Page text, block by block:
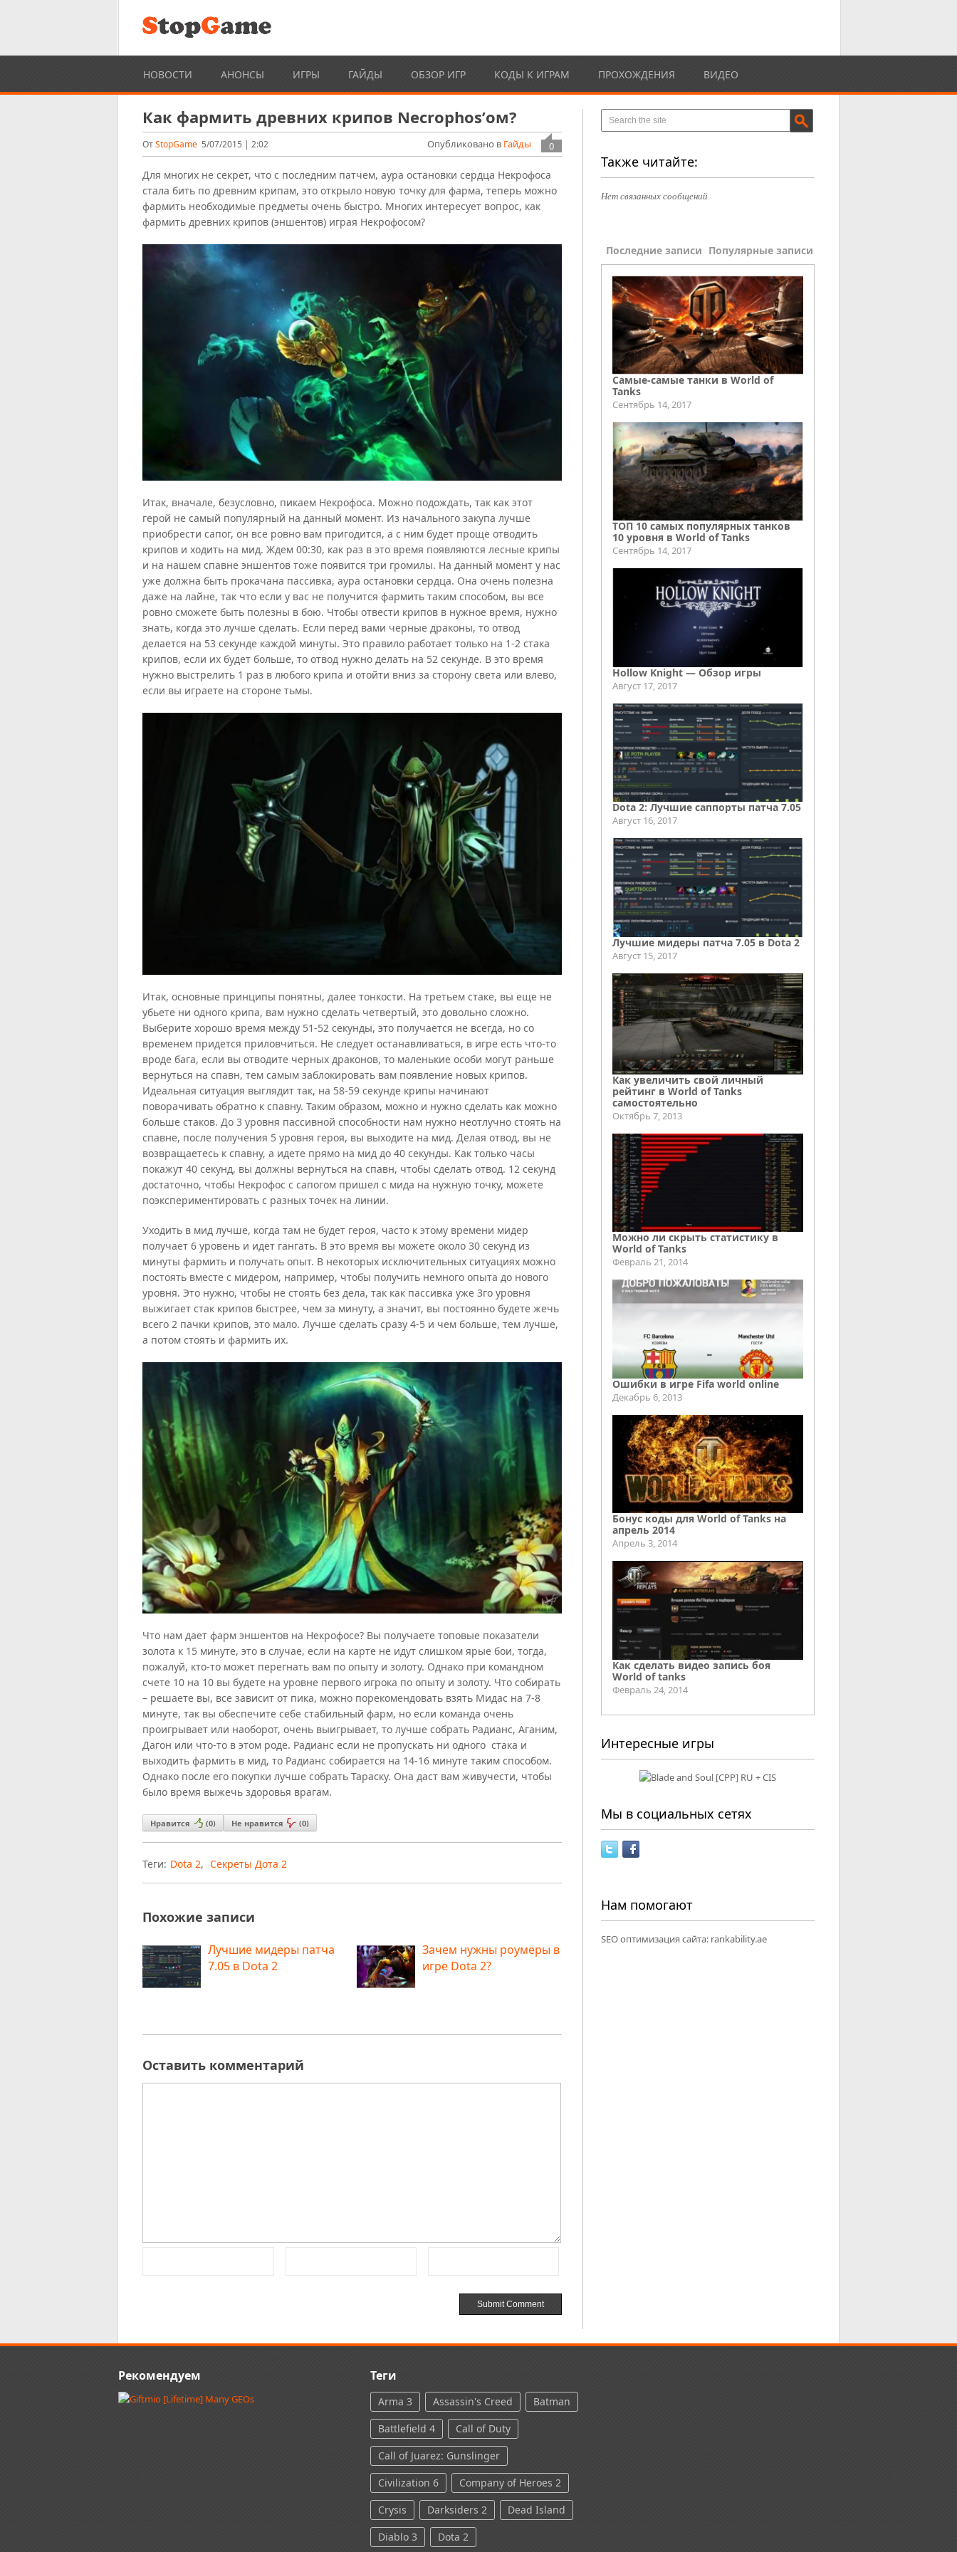
НОВОСТИ АНОНСЫ ИГРЫ ГАЙДЫ ОБЗОР ИГР КОДЫ К ИГРАМ ПРОХОЖДЕНИЯ ВИДЕО
Как фармить древних крипов Necrophos’ом?
ОтStopGame 5/07/2015 | 2:02 0
Опубликовано в Гайды
Для многих не секрет, что с последним патчем, аура остановки сердца Некрофоса
стала бить по древним крипам, это открыло новую точку для фарма, теперь можно
фармить необходимые предметы очень быстро. Многих интересует вопрос, как
фармить древних крипов (эншентов) играя Некрофосом?
Итак, вначале, безусловно, пикаем Некрофоса. Можно подождать, так как этот
герой не самый популярный на данный момент. Из начального закупа лучше
приобрести сапог, он все ровно вам пригодится, а с ним будет проще отводить
крипов и ходить на мид. Ждем 00:30, как раз в это время появляются лесные крипы
и на нашем спавне эншентов тоже появится три громилы. На данный момент у нас
уже должна быть прокачана пассивка, аура остановки сердца. Она очень полезна
даже на лайне, так что если у вас не получится фармить таким способом, вы все
ровно сможете быть полезны в бою. Чтобы отвести крипов в нужное время, нужно
знать, когда это лучше сделать. Если перед вами черные драконы, то отвод
делается на 53 секунде каждой минуты. Это правило работает только на 1-2 стака
крипов, если их будет больше, то отвод нужно делать на 52 секунде. В это время
нужно выстрелить 1 раз в любого крипа и отойти вниз за сторону света или влево,
если вы играете на стороне тьмы.
Итак, основные принципы понятны, далее тонкости. На третьем стаке, вы еще не
убьете ни одного крипа, вам нужно сделать четвертый, это довольно сложно.
Выберите хорошо время между 51-52 секунды, это получается не всегда, но со
временем придется приловчиться. Не следует останавливаться, в игре есть что-то
вроде бага, если вы отводите черных драконов, то маленькие особи могут раньше
вернуться на спавн, тем самым заблокировать вам появление новых крипов.
Идеальная ситуация выглядит так, на 58-59 секунде крипы начинают
поворачивать обратно к спавну. Таким образом, можно и нужно сделать как можно
больше стаков. До 3 уровня пассивной способности нам нужно неотлучно стоять на
спавне, после получения 5 уровня героя, вы выходите на мид. Делая отвод, вы не
возвращаетесь к спавну, а идете прямо на мид до 40 секунды. Как только часы
покажут 40 секунд, вы должны вернуться на спавн, чтобы сделать отвод. 12 секунд
достаточно, чтобы Некрофос с сапогом пришел с мида на нужную точку, можете
поэкспериментировать с разных точек на линии.
Уходить в мид лучше, когда там не будет героя, часто к этому времени мидер
получает 6 уровень и идет гангать. В это время вы можете около 30 секунд из
минуты фармить и получать опыт. В некоторых исключительных ситуациях можно
постоять вместе с мидером, например, чтобы получить немного опыта до нового
уровня. Это нужно, чтобы не стоять без дела, так как пассивка уже 3го уровня
выжигает стак крипов быстрее, чем за минуту, а значит, вы постоянно будете жечь
всего 2 пачки крипов, это мало. Лучше сделать сразу 4-5 и чем больше, тем лучше,
а потом стоять и фармить их.
Что нам дает фарм эншентов на Некрофосе? Вы получаете топовые показатели
золота к 15 минуте, это в случае, если на карте не идут слишком ярые бои, тогда,
пожалуй, кто-то может перегнать вам по опыту и золоту. Однако при командном
счете 10 на 10 вы будете на уровне первого игрока по опыту и золоту. Что собирать
– решаете вы, все зависит от пика, можно порекомендовать взять Мидас на 7-8
минуте, так вы обеспечите себе стабильный фарм, но если команда очень
проигрывает или наоборот, очень выигрывает, то лучше собрать Радианс, Аганим,
Дагон или что-то в этом роде. Радианс если не пропускать ни одного стака и
выходить фармить в мид, то Радианс собирается на 14-16 минуте таким способом.
Однако после его покупки лучше собрать Тараску. Она даст вам живучести, чтобы
было время выжечь здоровья врагам.
Нравится (0) Не нравится (0)
Теги: Dota 2, Секреты Дота 2
Похожие записи
Лучшие мидеры патча
7.05 в Dota 2
Зачем нужны роумеры в
игре Dota 2?
Оставить комментарий
Также читайте:
Нет связанных сообщений
Последние записи Популярные записи
Самые-самые танки в World of
Tanks
Сентябрь 14, 2017
ТОП 10 самых популярных танков
10 уровня в World of Tanks
Сентябрь 14, 2017
Hollow Knight — Обзор игры
Август 17, 2017
Dota 2: Лучшие саппорты патча 7.05
Август 16, 2017
Лучшие мидеры патча 7.05 в Dota 2
Август 15, 2017
Как увеличить свой личный
рейтинг в World of Tanks
самостоятельно
Октябрь 7, 2013
Можно ли скрыть статистику в
World of Tanks
Февраль 21, 2014
Ошибки в игре Fifa world online
Декабрь 6, 2013
Бонус коды для World of Tanks на
апрель 2014
Апрель 3, 2014
Как сделать видео запись боя
World of tanks
Февраль 24, 2014
Интересные игры
Мы в социальных сетях
Нам помогают
SEO оптимизация сайта: rankability.ae
Рекомендуем Теги
Arma 3 Assassin's Creed
Batman
Battlefield 4
Call of Duty
Call of Juarez: Gunslinger
Civilization 6
Company of Heroes 2
Crysis
Darksiders 2
Dead Island
Diablo 3
Dota 2